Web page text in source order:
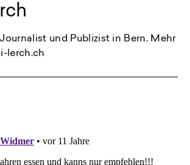
und Publizist in Bern. Mehr
lerch.ch